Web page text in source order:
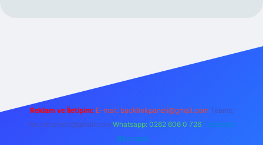
Reklam ve İletişim: E-mail: backlinkpaneli@gmail.com Teams:
forumhizmeti@gmail.com Whatsapp: 0262 606 0 726 Telegram:
@karabul